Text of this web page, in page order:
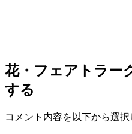
花・フェアトラー
する
コメント内容を以下から選